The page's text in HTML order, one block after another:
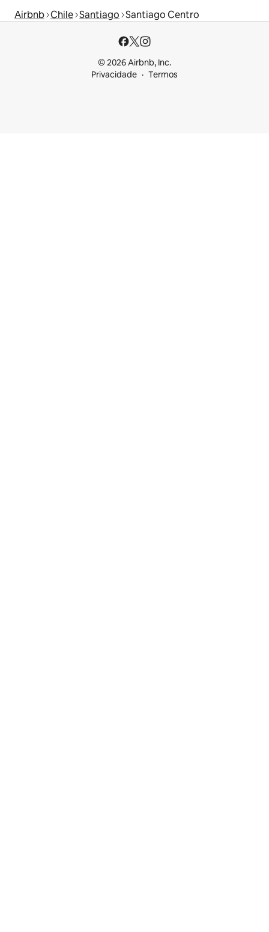
Airbnb Chile Santiago Santiago Centro
© 2026 Airbnb, Inc.
Privacidade
Termos